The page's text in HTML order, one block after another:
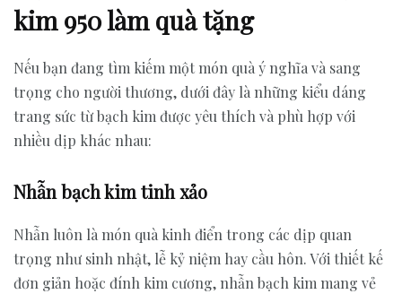
kim 950 làm quà tặng
Nếu bạn đang tìm kiếm một món quà ý nghĩa và sang
trọng cho người thương, dưới đây là những kiểu dáng
trang sức từ bạch kim được yêu thích và phù hợp với
nhiều dịp khác nhau:
Nhẫn bạch kim tinh xảo
Nhẫn luôn là món quà kinh điển trong các dịp quan
trọng như sinh nhật, lễ kỷ niệm hay cầu hôn. Với thiết kế
đơn giản hoặc đính kim cương, nhẫn bạch kim mang vẻ